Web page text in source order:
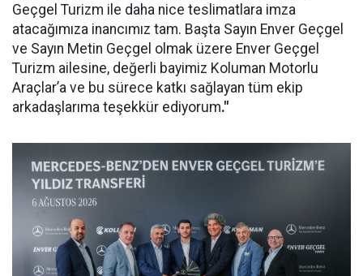
Geçgel Turizm ile daha nice teslimatlara imza
atacağımıza inancımız tam. Başta Sayın Enver Geçgel
ve Sayın Metin Geçgel olmak üzere Enver Geçgel
Turizm ailesine, değerli bayimiz Koluman Motorlu
Araçlar’a ve bu sürece katkı sağlayan tüm ekip
arkadaşlarıma teşekkür ediyorum."